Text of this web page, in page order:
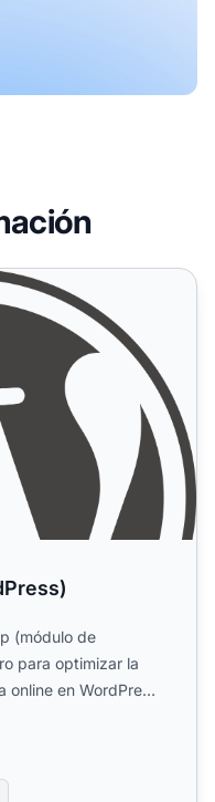
(módulo de
para optimizar la
online en WordPress